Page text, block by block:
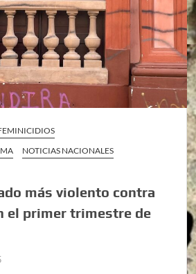
NOTICIAS NACIONALES
más violento contra
el primer trimestre de